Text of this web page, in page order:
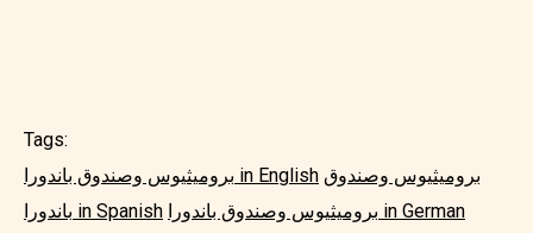
Tags:
بروميثيوس وصندوق باندورا in English بروميثيوس وصندوق
باندورا in Spanish
بروميثيوس وصندوق باندورا in German